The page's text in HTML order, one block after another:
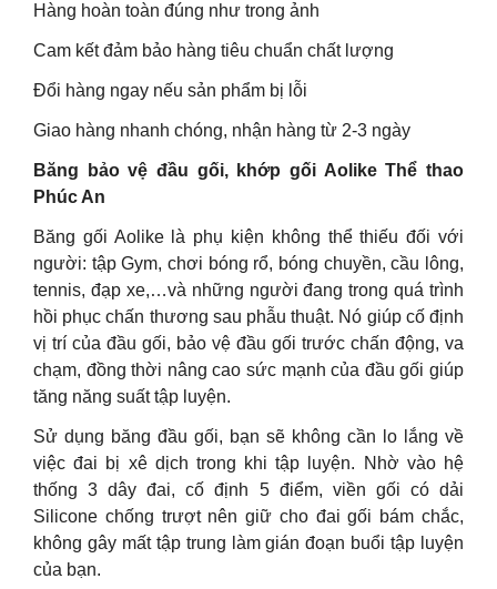
Hàng hoàn toàn đúng như trong ảnh
Cam kết đảm bảo hàng tiêu chuẩn chất lượng
Đổi hàng ngay nếu sản phẩm bị lỗi
Giao hàng nhanh chóng, nhận hàng từ 2-3 ngày
Băng bảo vệ đầu gối, khớp gối Aolike Thể thao
Phúc An
Băng gối Aolike là phụ kiện không thể thiếu đối với
người: tập Gym, chơi bóng rổ, bóng chuyền, cầu lông,
tennis, đạp xe,…và những người đang trong quá trình
hồi phục chấn thương sau phẫu thuật. Nó giúp cố định
vị trí của đầu gối, bảo vệ đầu gối trước chấn động, va
chạm, đồng thời nâng cao sức mạnh của đầu gối giúp
tăng năng suất tập luyện.
Sử dụng băng đầu gối, bạn sẽ không cần lo lắng về
việc đai bị xê dịch trong khi tập luyện. Nhờ vào hệ
thống 3 dây đai, cố định 5 điểm, viền gối có dải
Silicone chống trượt nên giữ cho đai gối bám chắc,
không gây mất tập trung làm gián đoạn buổi tập luyện
của bạn.